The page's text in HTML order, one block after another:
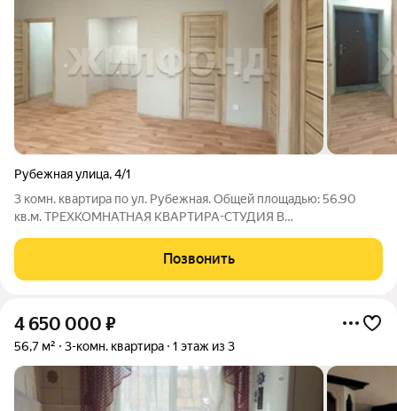
Рубежная улица,4/1
3 комн. квартира по ул. Рубежная. Общей площадью: 56.90
кв.м. ТРЕХКОМНАТНАЯ КВАРТИРА-СТУДИЯ В
В ней Вы будете чувствовать себя свободно и комфортно!
Просторная кухня-гостиная с красивым видом из
Позвонить
4 650 000 ₽
56,7 м² 3-комн. квартира 1 этаж из 3